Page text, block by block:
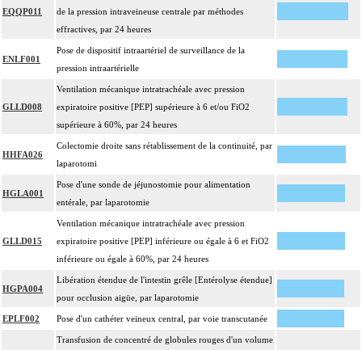
EQQP011
de la pression intraveineuse centrale par méthodes
effractives, par 24 heures
ENLF001
Pose de dispositif intraartériel de surveillance de la
pression intraartérielle
GLLD008
Ventilation mécanique intratrachéale avec pression
expiratoire positive [PEP] supérieure à 6 et/ou FiO2
supérieure à 60%, par 24 heures
HHFA026
Colectomie droite sans rétablissement de la continuité, par
laparotomi
HGLA001
Pose d'une sonde de jéjunostomie pour alimentation
entérale, par laparotomie
GLLD015
Ventilation mécanique intratrachéale avec pression
expiratoire positive [PEP] inférieure ou égale à 6 et FiO2
inférieure ou égale à 60%, par 24 heures
HGPA004
Libération étendue de l'intestin grêle [Entérolyse étendue]
pour occlusion aigüe, par laparotomie
EPLF002 Pose d'un cathéter veineux central, par voie transcutanée
Transfusion de concentré de globules rouges d'un volume